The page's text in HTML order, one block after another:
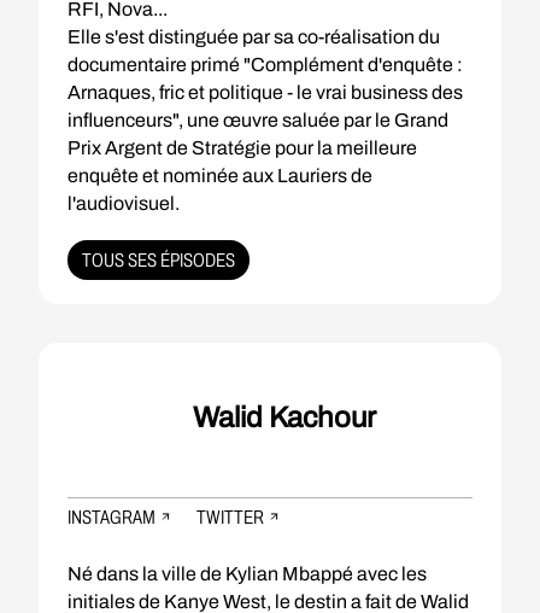
RFI, Nova...
Elle s'est distinguée par sa co-réalisation du
documentaire primé "Complément d'enquête :
Arnaques, fric et politique - le vrai business des
influenceurs", une œuvre saluée par le Grand
Prix Argent de Stratégie pour la meilleure
enquête et nominée aux Lauriers de
l'audiovisuel.
TOUS SES ÉPISODES
Walid Kachour
INSTAGRAM TWITTER
Né dans la ville de Kylian Mbappé avec les
initiales de Kanye West, le destin a fait de Walid